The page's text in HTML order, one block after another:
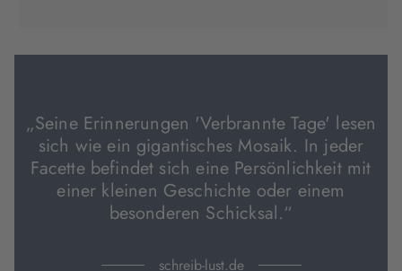
Tab
Tab
Tab
„Seine Erinnerungen 'Verbrannte Tage' lesen
sich wie ein gigantisches Mosaik. In jeder
Facette befindet sich eine Persönlichkeit mit
einer kleinen Geschichte oder einem
besonderen Schicksal.“
schreib-lust.de